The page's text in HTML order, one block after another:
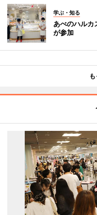
学ぶ・知る
あべのハル
が参加